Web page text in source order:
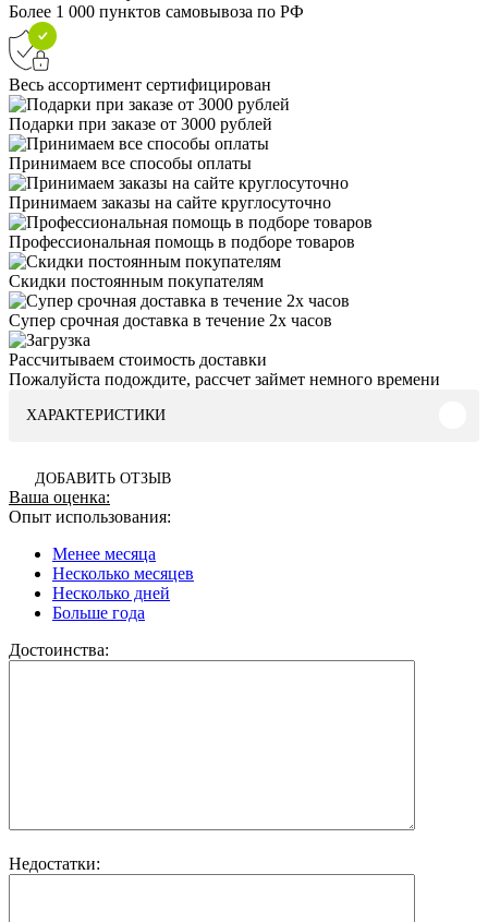
Более 1 000 пунктов самовывоза по РФ
Весь ассортимент сертифицирован
Подарки при заказе от 3000 рублей
Принимаем все способы оплаты
Принимаем заказы на сайте круглосуточно
Профессиональная помощь в подборе товаров
Скидки постоянным покупателям
Супер срочная доставка в течение 2х часов
Рассчитываем стоимость доставки
Пожалуйста подождите, рассчет займет немного времени
ХАРАКТЕРИСТИКИ
ДОБАВИТЬ ОТЗЫВ
Ваша оценка:
Опыт использования:
Менее месяца
Несколько месяцев
Несколько дней
Больше года
Достоинства:
Недостатки: